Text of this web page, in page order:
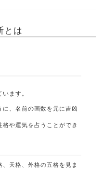
とは
ます。
、名前の画数を元に吉凶
や運気を占うことができ
天格、外格の五格を見ま